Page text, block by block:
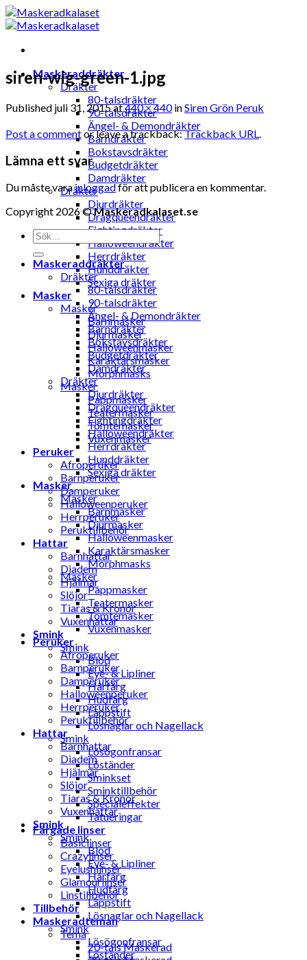
Skip
to
Maskeraddräkter
Dräkter
80-talsdräkter
90-talsdräkter
Ängel- & Demondräkter
Barndräkter
Bokstavsdräkter
Budgetdräkter
Damdräkter
Dräkter
Djurdräkter
Dragqueendräkter
Fightingdräkter
Halloweendräkter
Herrdräkter
Hunddräkter
Sexiga dräkter
Masker
Masker
Barnmasker
Djurmasker
Halloweenmasker
Karaktärsmasker
Morphmasks
Masker
Pappmasker
Teatermasker
Tomtemasker
Vuxenmasker
Peruker
Afroperuker
Barnperuker
Damperuker
Halloweenperuker
Herrperuker
Peruktillbehör
Hattar
Barnhattar
Diadem
Hjälmar
Slöjor
Tiaras & Kronor
Vuxenhattar
Smink
Smink
Blod
Eye- & Lipliner
Hårfärg
Hudfärg
Läppstift
Lösnaglar och Nagellack
Smink
Lösögonfransar
Löständer
Sminkset
Sminktillbehör
Specialeffekter
Tatueringar
Färgade linser
Basiclinser
Crazylinser
Eyelushlinser
Glamourlinser
Linstillbehör
Tillbehör
Maskeradteman
Tema
20-tals Maskerad
siren-wig-green-1.jpg
Published juli 31, 2015at440 × 440inSiren Grön Peruk
Post a commentor leave a trackback:Trackback URL.
Lämna ett svar
Du måste varainloggadför att publicera en kommentar.
Copyright 2026 ©Maskeradkalaset.se
Sök
efter:
Maskeraddräkter
Dräkter
80-talsdräkter
90-talsdräkter
Ängel- & Demondräkter
Barndräkter
Bokstavsdräkter
Budgetdräkter
Damdräkter
Dräkter
Djurdräkter
Dragqueendräkter
Fightingdräkter
Halloweendräkter
Herrdräkter
Hunddräkter
Sexiga dräkter
Masker
Masker
Barnmasker
Djurmasker
Halloweenmasker
Karaktärsmasker
Morphmasks
Masker
Pappmasker
Teatermasker
Tomtemasker
Vuxenmasker
Peruker
Afroperuker
Barnperuker
Damperuker
Halloweenperuker
Herrperuker
Peruktillbehör
Hattar
Barnhattar
Diadem
Hjälmar
Slöjor
Tiaras & Kronor
Vuxenhattar
Smink
Smink
Blod
Eye- & Lipliner
Hårfärg
Hudfärg
Läppstift
Lösnaglar och Nagellack
Smink
Lösögonfransar
Löständer